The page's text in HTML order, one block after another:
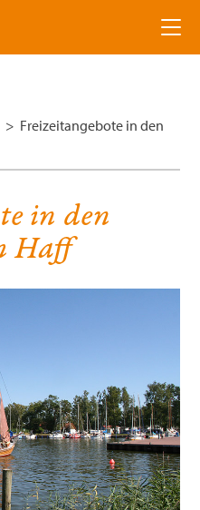
> Freizeitangebote in den
in den
Haff